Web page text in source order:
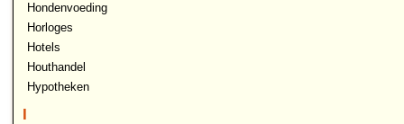
Hondenvoeding
Horloges
Hotels
Houthandel
Hypotheken
I